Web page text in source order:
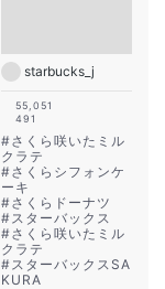
starbucks_j
55,051
491
#さくら咲いたミル
クラテ
#さくらシフォンケ
ーキ
#さくらドーナツ
#スターバックス
#さくら咲いたミル
クラテ
#スターバックスSA
KURA